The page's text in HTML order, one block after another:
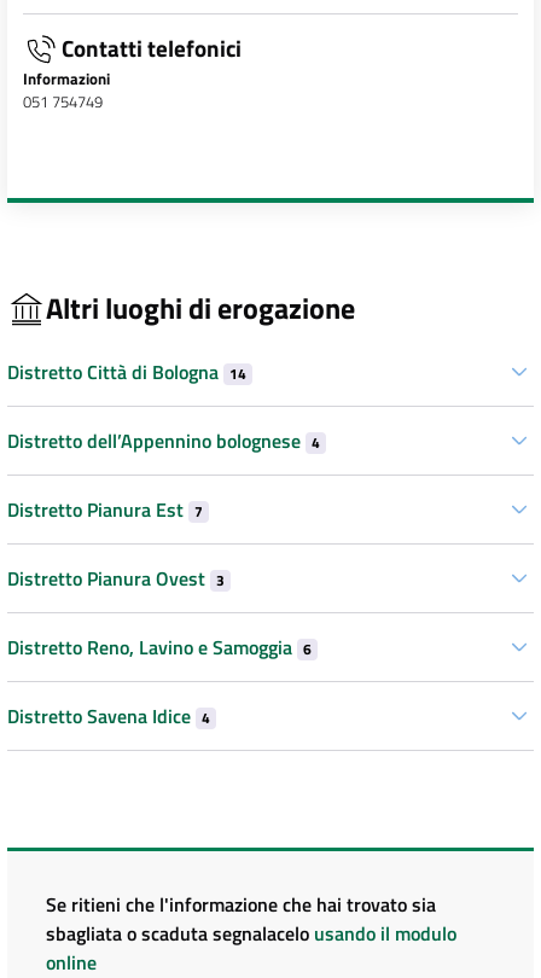
Contatti telefonici
Informazioni
051 754749
Altri luoghi di erogazione
Distretto Città di Bologna 14
Distretto dell’Appennino bolognese 4
Distretto Pianura Est 7
Distretto Pianura Ovest 3
Distretto Reno, Lavino e Samoggia 6
Distretto Savena Idice 4
Se ritieni che l'informazione che hai trovato sia
sbagliata o scaduta segnalacelo usando il modulo
online